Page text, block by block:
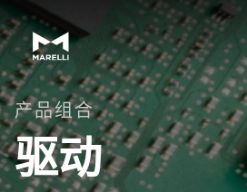
产品组合
驱动